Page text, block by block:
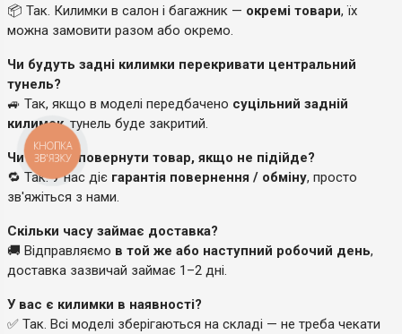
📦 Так. Килимки в салон і багажник — окремі товари, їх
можна замовити разом або окремо.
Чи будуть задні килимки перекривати центральний
тунель?
🚙 Так, якщо в моделі передбачено суцільний задній
килимок, тунель буде закритий.
Чи можу я повернути товар, якщо не підійде?
🔁 Так. У нас діє гарантія повернення / обміну, просто
зв'яжіться з нами.
Скільки часу займає доставка?
🚚 Відправляємо в той же або наступний робочий день,
доставка зазвичай займає 1–2 дні.
У вас є килимки в наявності?
✅ Так. Всі моделі зберігаються на складі — не треба чекати
КНОПКА
ЗВ'ЯЗКУ